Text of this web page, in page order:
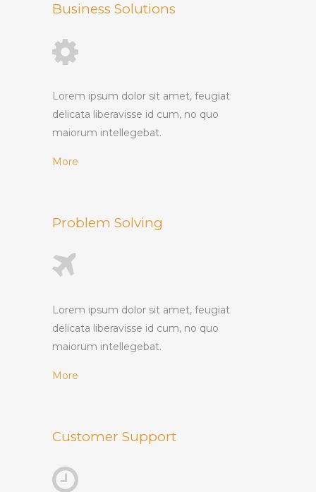
Business Solutions
Lorem ipsum dolor sit amet, feugiat
delicata liberavisse id cum, no quo
maiorum intellegebat.
More
Problem Solving
Lorem ipsum dolor sit amet, feugiat
delicata liberavisse id cum, no quo
maiorum intellegebat.
More
Customer Support